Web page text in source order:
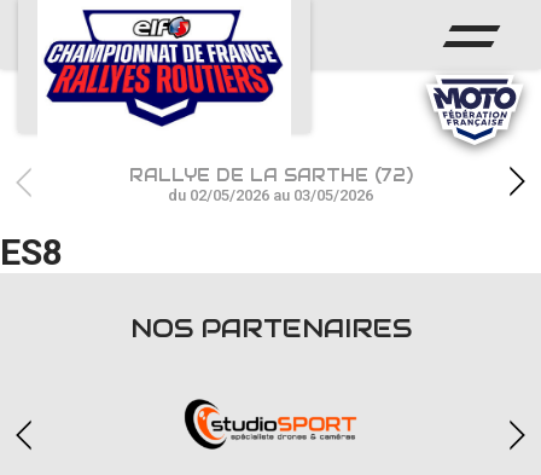
ACCUEIL
ACTUS
CALENDRIER
CHAMPIONNAT
RÉSULTATS
RALLYE DE LA SARTHE (72)
du 02/05/2026 au 03/05/2026
ES8
NOS PARTENAIRES